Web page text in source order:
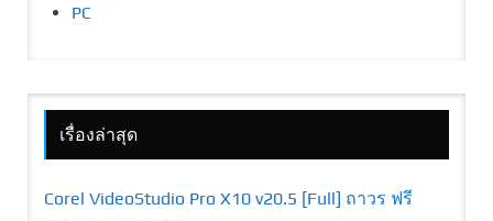
PC
เรื่องล่าสุด
Corel VideoStudio Pro X10 v20.5 [Full] ถาวร ฟรี